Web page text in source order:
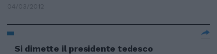
04/03/2012
Si dimette il presidente tedesco